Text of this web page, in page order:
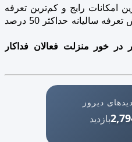
امکانات رایج و کم‌ترین تعرفه
بازار فراهم است و سقف افزایش تعرفه سالیانه حداکثر 50 درصد
در خور منزلت فعالان فداکار
دیروز
بازدید